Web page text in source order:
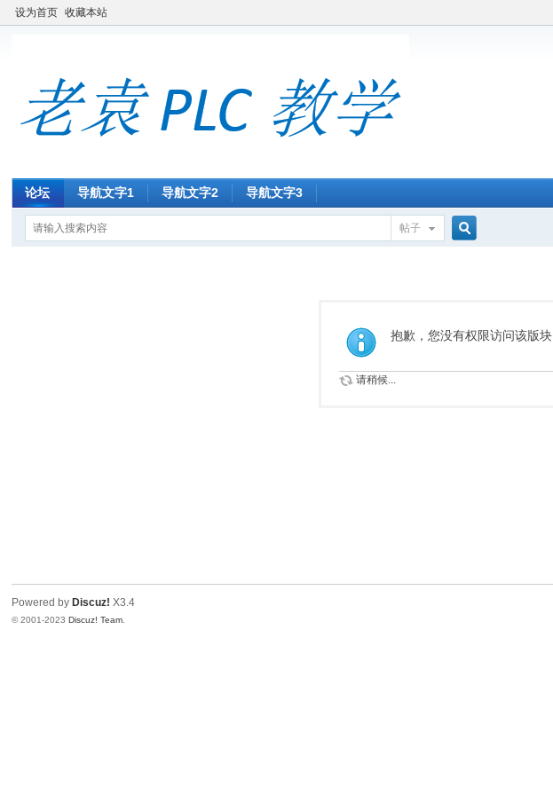
设为首页 收藏本站
论坛 导航文字1 导航文字2 导航文字3
帖子
索
抱歉，您没有权限访问该版块
请稍候...
Powered by Discuz! X3.4
© 2001-2023Discuz! Team